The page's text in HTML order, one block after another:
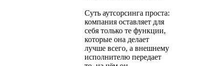
Суть аутсорсинга проста:
компания оставляет для
себя только те функции,
которые она делает
лучше всего, а внешнему
исполнителю передает